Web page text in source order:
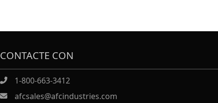
CONTACTE CON
1-800-663-3412
afcsales@afcindustries.com